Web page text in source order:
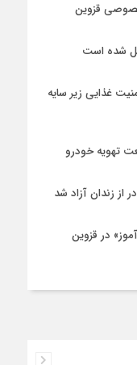
قزوین
غذایی زیر سایه
تهویه خودرو
از زندان آزاد شد
در قزوین